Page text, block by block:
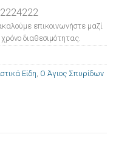
επικοινωνήστε μαζί
διαθεσιμότητας.
Είδη Ο Άγιος Σπυρίδων